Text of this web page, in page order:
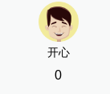
开心
0